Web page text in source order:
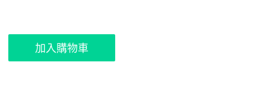
加入購物車